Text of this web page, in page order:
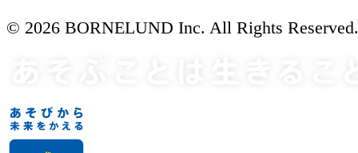
© 2026 BORNELUND Inc. All Rights Reserved.